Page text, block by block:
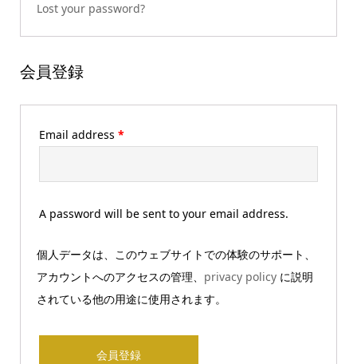
Lost your password?
会員登録
Email address *
A password will be sent to your email address.
個人データは、このウェブサイトでの体験のサポート、
アカウントへのアクセスの管理、 privacy policyに説明
されている他の用途に使用されます。
会員登録